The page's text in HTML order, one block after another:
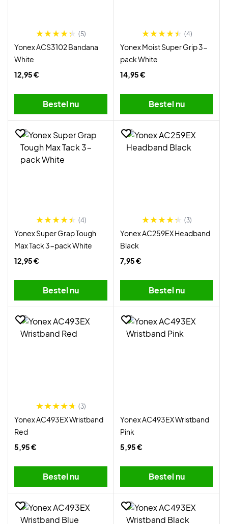
(5)
Yonex ACS3102 Bandana
White
12,95 €
Bestel nu
(4)
Yonex Moist Super Grip 3-
pack White
14,95 €
Bestel nu
(4)
Yonex Super Grap Tough
Max Tack 3-pack White
12,95 €
Bestel nu
(3)
Yonex AC259EX Headband
Black
7,95 €
Bestel nu
(3)
Yonex AC493EX Wristband
Red
5,95 €
Bestel nu
Yonex AC493EX Wristband
Pink
5,95 €
Bestel nu